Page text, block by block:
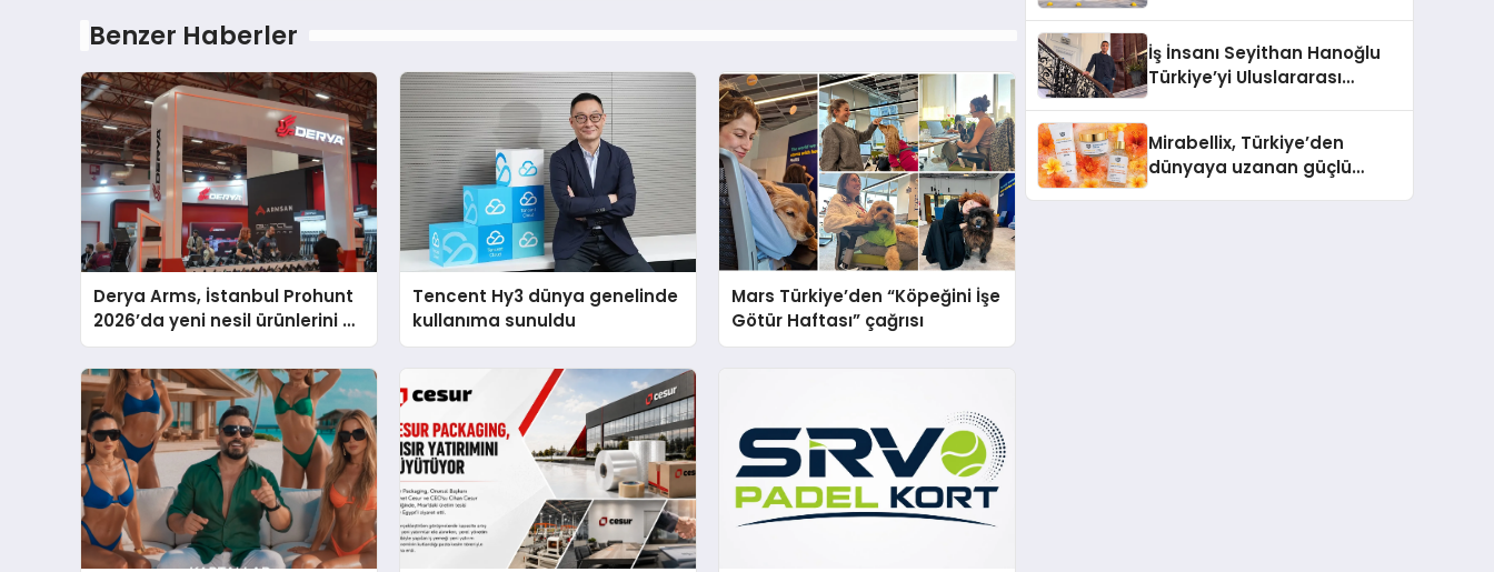
Benzer Haberler
Derya Arms, İstanbul Prohunt
2026’da yeni nesil ürünlerini ve
global marka vizyonunu
sergiledi
Tencent Hy3 dünya genelinde
kullanıma sunuldu
Mars Türkiye’den “Köpeğini İşe
Götür Haftası” çağrısı
İş İnsanı Seyithan Hanoğlu
Türkiye’yi Uluslararası
Mirabellix, Türkiye’den
dünyaya uzanan güçlü